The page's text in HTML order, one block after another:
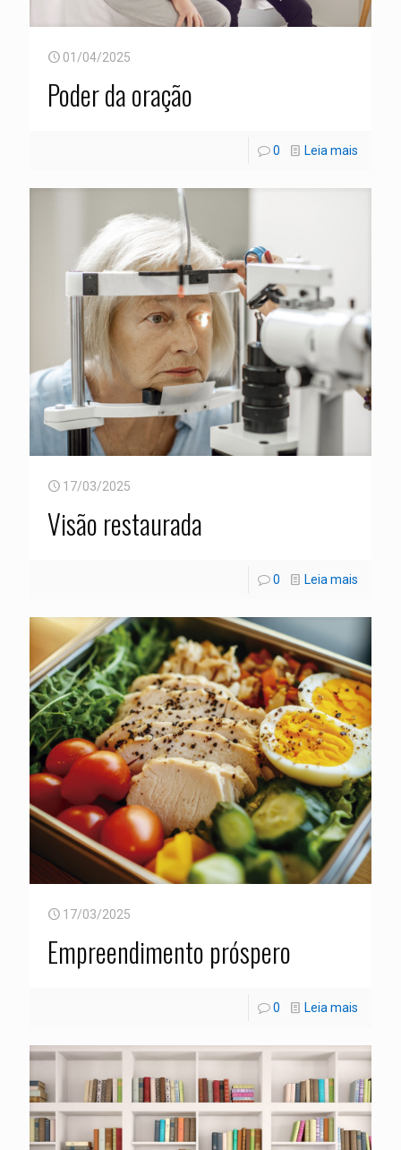
01/04/2025
Poder da oração
0 Leia mais
17/03/2025
Visão restaurada
0 Leia mais
17/03/2025
Empreendimento próspero
0 Leia mais